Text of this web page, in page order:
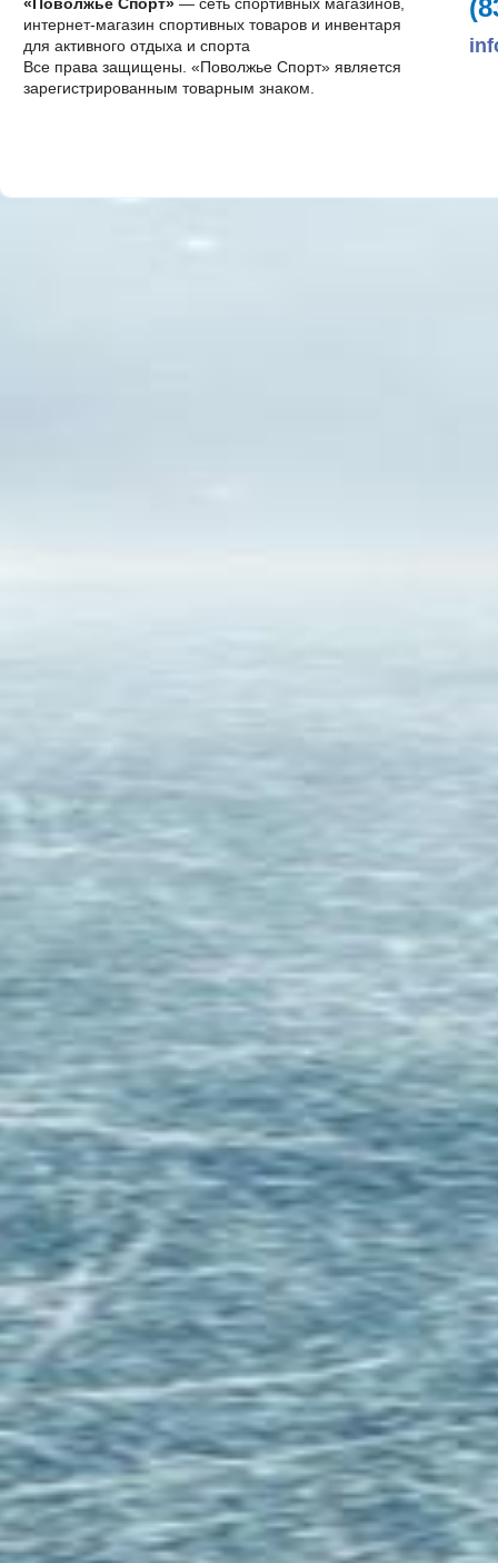
интернет-магазин спортивных товаров и инвентаря
для активного отдыха и спорта
Все права защищены. «Поволжье Спорт» является
зарегистрированным товарным знаком.